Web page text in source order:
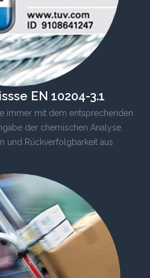
EN 10204-3.1
immer mit dem entsprechenden
der chemischen Analyse,
und Rückverfolgbarkeit aus